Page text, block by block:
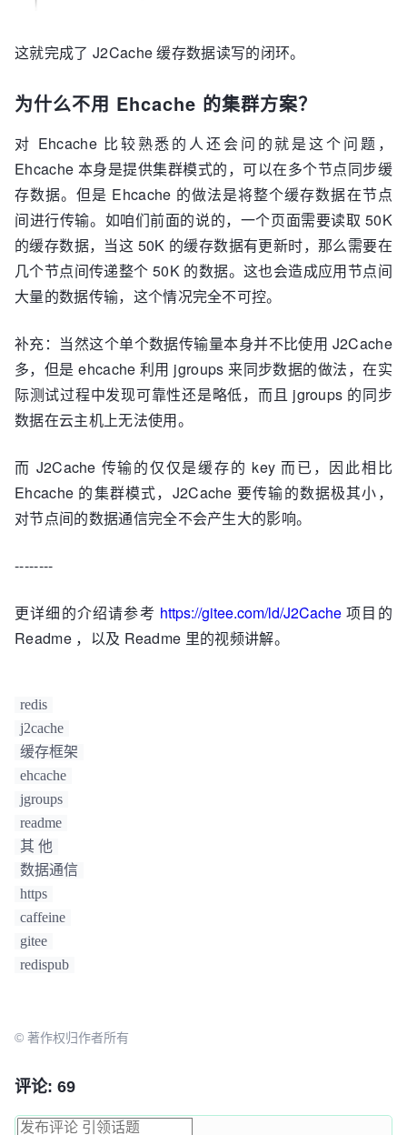
这就完成了 J2Cache 缓存数据读写的闭环。
为什么不用 Ehcache 的集群方案？
对 Ehcache 比较熟悉的人还会问的就是这个问题，
Ehcache 本身是提供集群模式的，可以在多个节点同步缓
存数据。但是 Ehcache 的做法是将整个缓存数据在节点
间进行传输。如咱们前面的说的，一个页面需要读取 50K
的缓存数据，当这 50K 的缓存数据有更新时，那么需要在
几个节点间传递整个 50K 的数据。这也会造成应用节点间
大量的数据传输，这个情况完全不可控。
补充：当然这个单个数据传输量本身并不比使用 J2Cache
多，但是 ehcache 利用 jgroups 来同步数据的做法，在实
际测试过程中发现可靠性还是略低，而且 jgroups 的同步
数据在云主机上无法使用。
而 J2Cache 传输的仅仅是缓存的 key 而已，因此相比
Ehcache 的集群模式，J2Cache 要传输的数据极其小，
对节点间的数据通信完全不会产生大的影响。
--------
更详细的介绍请参考 https://gitee.com/ld/J2Cache 项目的
Readme ，以及 Readme 里的视频讲解。
redis
j2cache
缓存框架
ehcache
jgroups
readme
其 他
数据通信
https
caffeine
gitee
redispub
© 著作权归作者所有
评论: 69